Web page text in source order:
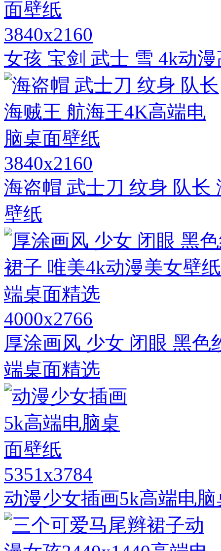
3840x2160
女孩 宝剑 武士 雪 4k动
3840x2160
海盗帽 武士刀 纹身 队长
壁纸
4000x2766
厚涂画风 少女 闭眼 黑
端桌面精选
5351x3784
动漫少女插画5k高端电